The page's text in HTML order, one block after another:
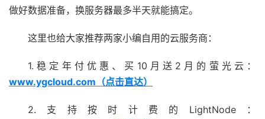
做好数据准备，换服务器最多半天就能搞定。
这里也给大家推荐两家小编自用的云服务商：
1.稳定年付优惠、买10月送2月的萤光云：
www.ygcloud.com（点击直达）
2.支持按时计费的LightNode：